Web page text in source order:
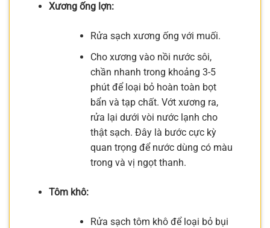
Xương ống lợn:
Rửa sạch xương ống với muối.
Cho xương vào nồi nước sôi,
chần nhanh trong khoảng 3-5
phút để loại bỏ hoàn toàn bọt
bẩn và tạp chất. Vớt xương ra,
rửa lại dưới vòi nước lạnh cho
thật sạch. Đây là bước cực kỳ
quan trọng để nước dùng có màu
trong và vị ngọt thanh.
Tôm khô:
Rửa sạch tôm khô để loại bỏ bụi